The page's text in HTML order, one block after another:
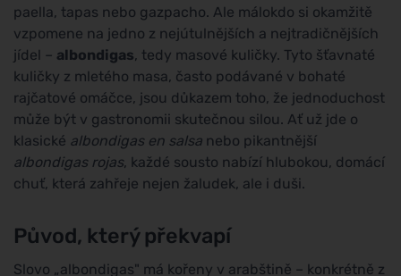
paella, tapas nebo gazpacho. Ale málokdo si okamžitě
vzpomene na jedno z nejútulnějších a nejtradičnějších
jídel – albondigas, tedy masové kuličky. Tyto šťavnaté
kuličky z mletého masa, často podávané v bohaté
rajčatové omáčce, jsou důkazem toho, že jednoduchost
může být v gastronomii skutečnou silou. Ať už jde o
klasické albondigas en salsa nebo pikantnější
albondigas rojas, každé sousto nabízí hlubokou, domácí
chuť, která zahřeje nejen žaludek, ale i duši.
Původ, který překvapí
Slovo „albondigas" má kořeny v arabštině – konkrétně z